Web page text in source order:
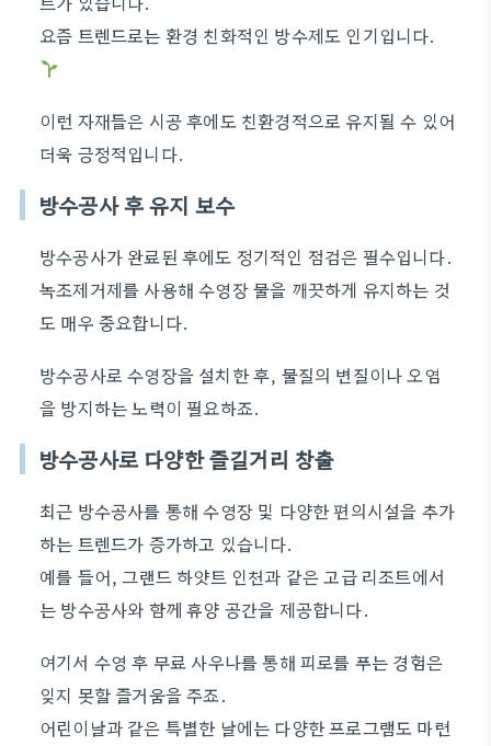
요즘 트렌드로는 환경 친화적인 방수제도 인기입니다.
이런 자재들은 시공 후에도 친환경적으로 유지될 수 있어
더욱 긍정적입니다.
방수공사 후 유지 보수
방수공사가 완료된 후에도 정기적인 점검은 필수입니다.
녹조제거제를 사용해 수영장 물을 깨끗하게 유지하는 것
도 매우 중요합니다.
방수공사로 수영장을 설치한 후, 물질의 변질이나 오염
을 방지하는 노력이 필요하죠.
방수공사로 다양한 즐길거리 창출
최근 방수공사를 통해 수영장 및 다양한 편의시설을 추가
하는 트렌드가 증가하고 있습니다.
예를 들어, 그랜드 하얏트 인천과 같은 고급 리조트에서
는 방수공사와 함께 휴양 공간을 제공합니다.
여기서 수영 후 무료 사우나를 통해 피로를 푸는 경험은
잊지 못할 즐거움을 주죠.
어린이날과 같은 특별한 날에는 다양한 프로그램도 마련